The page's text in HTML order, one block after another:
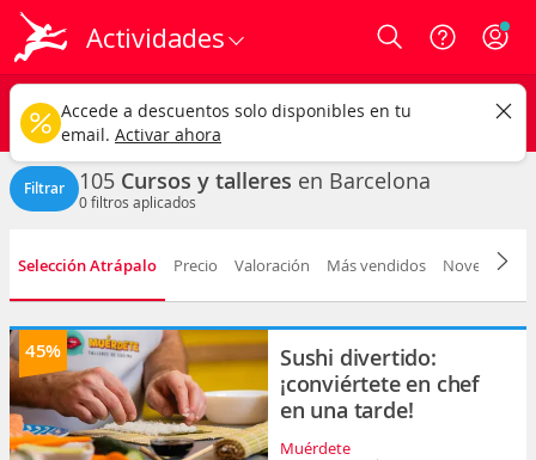
Actividades Login
Barcelona ciudad
Cursos y talleres Cualquier fecha
CAMBIAR
Filtrar 105 Cursos y talleres en Barcelona
0filtros aplicados
Selección Atrápalo Precio Valoración Más vendidos Novedad
45%
Sushi divertido:
¡conviértete en chef
en una tarde!
Muérdete
Accede a descuentos solo disponibles en tu
email. Activar ahora